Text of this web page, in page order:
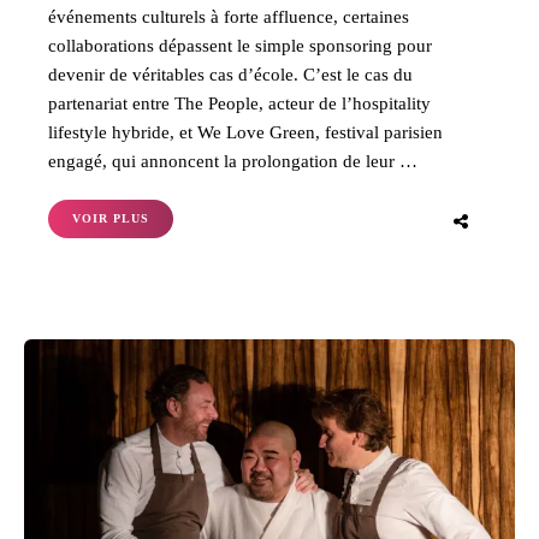
événements culturels à forte affluence, certaines
collaborations dépassent le simple sponsoring pour
devenir de véritables cas d’école. C’est le cas du
partenariat entre The People, acteur de l’hospitality
lifestyle hybride, et We Love Green, festival parisien
engagé, qui annoncent la prolongation de leur …
VOIR PLUS